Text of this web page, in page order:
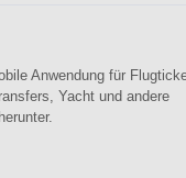
Anwendung für
Yacht und andere